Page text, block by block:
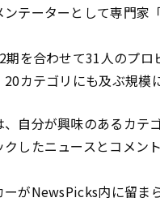
テーターとして専門家
期を合わせて31人のプ
カテゴリにも及ぶ規模
自分が興味のあるカテ
したニュースとコメン
がNewsPicks内に留ま